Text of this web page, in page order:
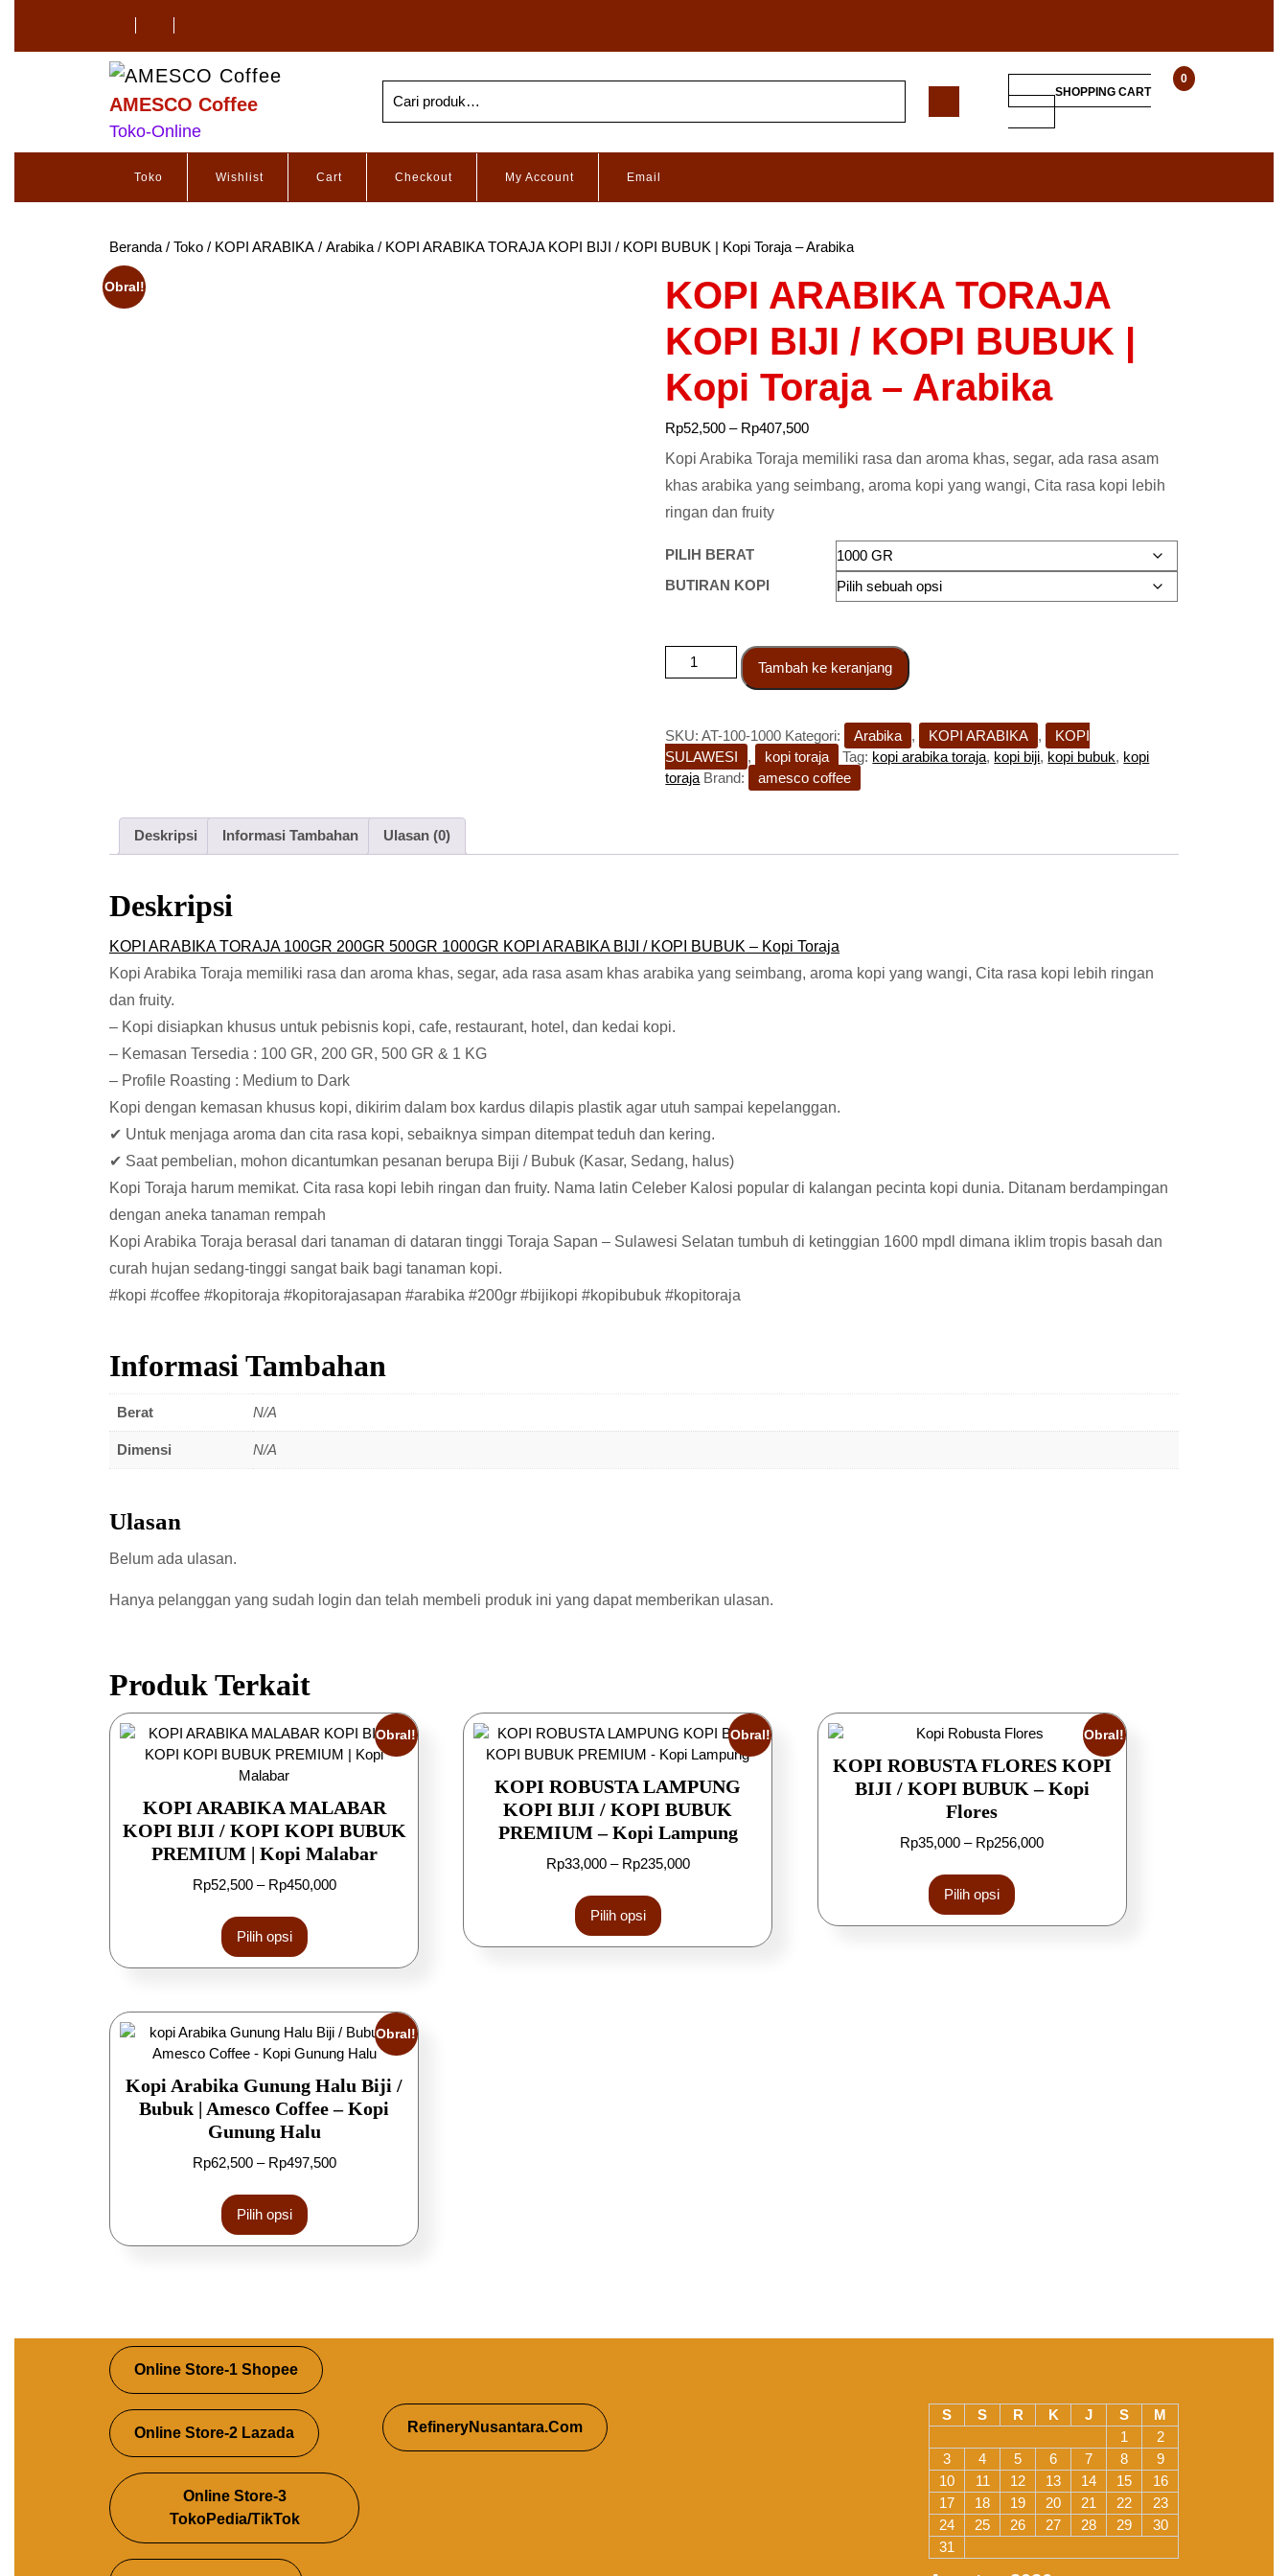
AMESCO Coffee
Toko-Online
0
SHOPPING CART
Toko Wishlist Cart Checkout My Account Email
Beranda / Toko / KOPI ARABIKA / Arabika / KOPI ARABIKA TORAJA KOPI BIJI / KOPI BUBUK | Kopi Toraja – Arabika
Obral!
KOPI ARABIKA TORAJA
KOPI BIJI / KOPI BUBUK |
Kopi Toraja – Arabika
Rp52,500 – Rp407,500
Kopi Arabika Toraja memiliki rasa dan aroma khas, segar, ada rasa asam
khas arabika yang seimbang, aroma kopi yang wangi, Cita rasa kopi lebih
ringan dan fruity
PILIH BERAT
BUTIRAN KOPI
Tambah ke keranjang
SKU:AT-100-1000 Kategori: Arabika , KOPI ARABIKA ,
KOPI
SULAWESI
, kopi toraja Tag: kopi arabika toraja, kopi biji, kopi bubuk, kopi
toraja Brand: amesco coffee
Deskripsi Informasi Tambahan Ulasan (0)
Deskripsi
KOPI ARABIKA TORAJA 100GR 200GR 500GR 1000GR KOPI ARABIKA BIJI / KOPI BUBUK – Kopi Toraja
Kopi Arabika Toraja memiliki rasa dan aroma khas, segar, ada rasa asam khas arabika yang seimbang, aroma kopi yang wangi, Cita rasa kopi lebih ringan
dan fruity.
– Kopi disiapkan khusus untuk pebisnis kopi, cafe, restaurant, hotel, dan kedai kopi.
– Kemasan Tersedia : 100 GR, 200 GR, 500 GR & 1 KG
– Profile Roasting : Medium to Dark
Kopi dengan kemasan khusus kopi, dikirim dalam box kardus dilapis plastik agar utuh sampai kepelanggan.
✔ Untuk menjaga aroma dan cita rasa kopi, sebaiknya simpan ditempat teduh dan kering.
✔ Saat pembelian, mohon dicantumkan pesanan berupa Biji / Bubuk (Kasar, Sedang, halus)
Kopi Toraja harum memikat. Cita rasa kopi lebih ringan dan fruity. Nama latin Celeber Kalosi popular di kalangan pecinta kopi dunia. Ditanam berdampingan
dengan aneka tanaman rempah
Kopi Arabika Toraja berasal dari tanaman di dataran tinggi Toraja Sapan – Sulawesi Selatan tumbuh di ketinggian 1600 mpdl dimana iklim tropis basah dan
curah hujan sedang-tinggi sangat baik bagi tanaman kopi.
#kopi #coffee #kopitoraja #kopitorajasapan #arabika #200gr #bijikopi #kopibubuk #kopitoraja
Informasi Tambahan
Berat N/A
Dimensi N/A
Ulasan
Belum ada ulasan.
Hanya pelanggan yang sudah login dan telah membeli produk ini yang dapat memberikan ulasan.
Produk Terkait
Obral!
KOPI ARABIKA MALABAR
KOPI BIJI / KOPI KOPI BUBUK
PREMIUM | Kopi Malabar
Rp52,500 – Rp450,000
Pilih opsi
Obral!
KOPI ROBUSTA LAMPUNG
KOPI BIJI / KOPI BUBUK
PREMIUM – Kopi Lampung
Rp33,000 – Rp235,000
Pilih opsi
Obral!
KOPI ROBUSTA FLORES KOPI
BIJI / KOPI BUBUK – Kopi
Flores
Rp35,000 – Rp256,000
Pilih opsi
Obral!
Kopi Arabika Gunung Halu Biji /
Bubuk | Amesco Coffee – Kopi
Gunung Halu
Rp62,500 – Rp497,500
Pilih opsi
Online Store-1 Shopee
Online Store-2 Lazada
Online Store-3
TokoPedia/TikTok
RefineryNusantara.Com
S S R K J S
M
1
2
3
4 5 6 7 8
9
10
11 12 13 14 15
16
17
18 19 20 21 22
23
24
25 26 27 28 29
30
31